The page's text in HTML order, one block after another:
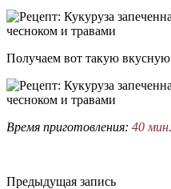
Получаем вот такую
Время приготовления: 40 мин.
Предыдущая запись